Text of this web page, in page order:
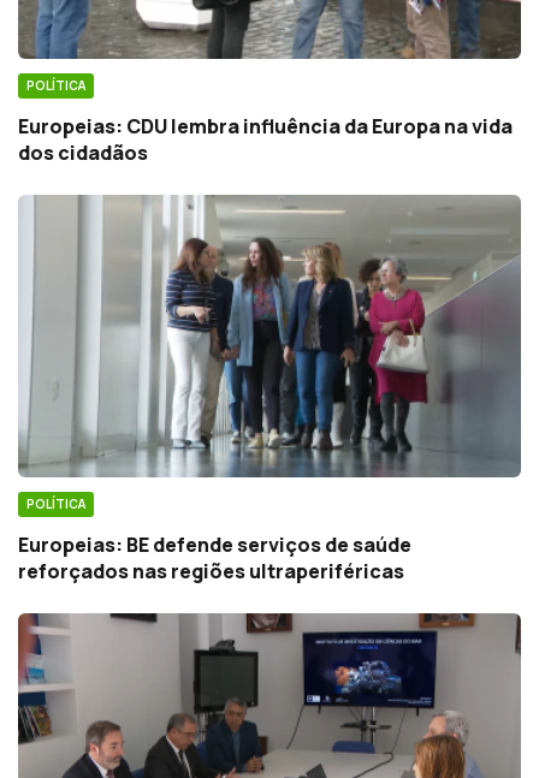
POLÍTICA
Europeias: CDU lembra influência da Europa na vida
dos cidadãos
POLÍTICA
Europeias: BE defende serviços de saúde
reforçados nas regiões ultraperiféricas